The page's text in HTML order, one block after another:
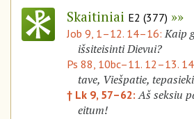
Skaitiniai E2 (377)
Job 9, 1–12. 14–16:Kaip
išsiteisinti Dievui?
Ps 88, 10bc–11. 12–13.
tave, Viešpatie,
† Lk 9, 57–62:Aš seksiu
eitum!